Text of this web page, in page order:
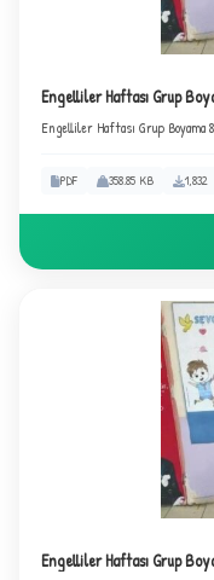
Engelliler Haftası Grup
Engelliler Haftası Grup Boyama
PDF 358.85 KB 1,832
Engelliler Haftası Grup